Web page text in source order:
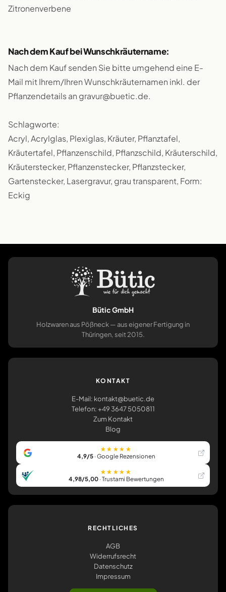
Zitronenverbene
Nach dem Kauf bei Wunschkräutername:
Nach dem Kauf senden Sie bitte umgehend eine E-
Mail mit Ihrem/Ihren Wunschkräuternamen inkl. der
Pflanzendetails an gravur@buetic.de.
Schlagworte:
Acryl, Acrylglas, Plexiglas, Kräuter, Pflanztafel,
Kräutertafel, Pflanzenschild, Pflanzschild, Kräuterschild,
Kräuterstecker, Pflanzenstecker, Pflanzstecker,
Gartenstecker, Lasergravur, grau transparent, Form:
Eckig
Bütic GmbH
Holzwaren aus Pößneck — aus eigener Fertigung in
Thüringen, seit 2015.
KONTAKT
E-Mail: kontakt@buetic.de
Telefon: +49 3647 5050811
Zum Kontakt
Blog
★★★★★
4,9/5· Google Rezensionen
★★★★★
4,98/5,00· Trustami Bewertungen
RECHTLICHES
AGB
Widerrufsrecht
Datenschutz
Impressum